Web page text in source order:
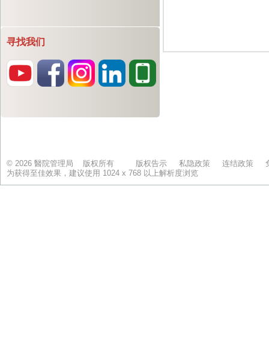
寻找我们
© 2026 醫院管理局 版权所有 版权告示 私隐政策 连结政策
为获得至佳效果，建议使用 1024 x 768 以上解析度浏览